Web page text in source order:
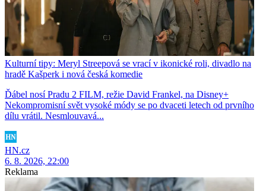
Kulturní tipy: Meryl Streepová se vrací v ikonické roli, divadlo na
hradě Kašperk i nová česká komedie
Ďábel nosí Pradu 2 FILM, režie David Frankel, na Disney+
Nekompromisní svět vysoké módy se po dvaceti letech od prvního
dílu vrátil. Nesmlouvavá...
HN.cz
6. 8. 2026, 22:00
Reklama